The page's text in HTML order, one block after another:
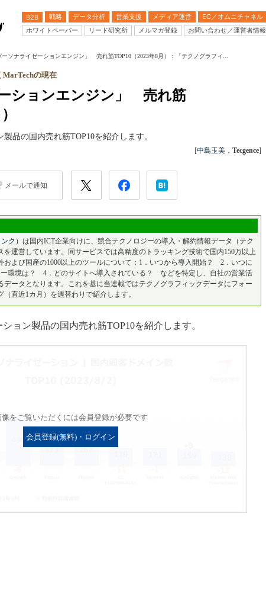
B2B 戦略 データ分析 営業支援 メディア運営 EC／オムニチャネル
ホワイトペーパー
リード研究所 メルマガ登録 お問い合わせ／運営者情報
ーソナライゼーションエンジン」 売れ筋TOP10（2023年8月）：「テクノグラフィ...
ーションエンジン」 売れ筋
MarTechの現在
品の国内売れ筋TOP10を紹介します。
[中島玉美 ， Tecgence]
メールで通知
ク） は国内ICT企業向けに、競合テクノロジーの導入・解約情報データ（テク
を運営しています。同サービスでは高精度のトラッキング技術で国内150万以上
および国産の1000以上のツールについて；1．いつから導入開始？ 2．いつに
環境は？ 4．どのサイトへ導入されている？ などを特定し、自社の営業活
ータとなります。これを基に当連載ではテクノグラフィックデータにフォー
直近1カ月）を週替わりで紹介します。
ョン製品の国内売れ筋TOP10を紹介します。
像をご覧いただくには会員登録が必要です
会員登録(無料)・ログイン